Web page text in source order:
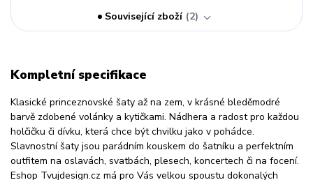
Související zboží 2
Kompletní specifikace
Klasické princeznovské šaty až na zem, v krásné bleděmodré
barvě zdobené volánky a kytičkami. Nádhera a radost pro každou
holčičku či dívku, která chce být chvilku jako v pohádce.
Slavnostní šaty jsou parádním kouskem do šatníku a perfektním
outfitem na oslavách, svatbách, plesech, koncertech či na focení.
Eshop Tvujdesign.cz má pro Vás velkou spoustu dokonalých